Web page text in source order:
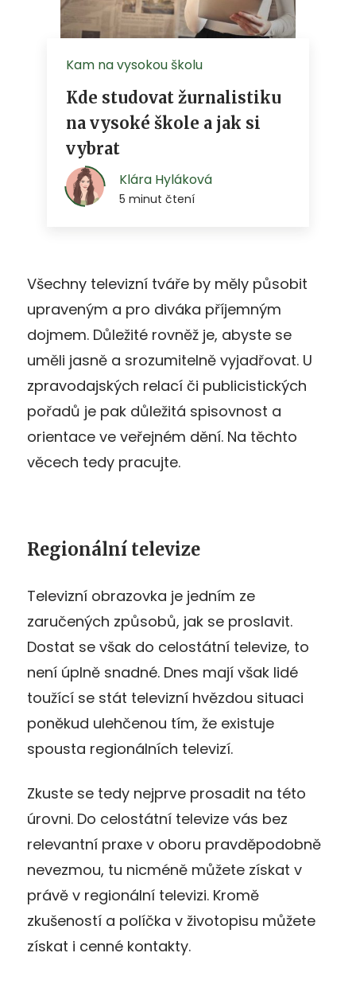
Všechny televizní tváře by měly působit
upraveným a pro diváka příjemným
dojmem. Důležité rovněž je, abyste se
uměli jasně a srozumitelně vyjadřovat. U
zpravodajských relací či publicistických
pořadů je pak důležitá spisovnost a
orientace ve veřejném dění. Na těchto
věcech tedy pracujte.
Regionální televize
Televizní obrazovka je jedním ze
zaručených způsobů, jak se proslavit.
Dostat se však do celostátní televize, to
není úplně snadné. Dnes mají však lidé
toužící se stát televizní hvězdou situaci
poněkud ulehčenou tím, že existuje
spousta regionálních televizí.
Zkuste se tedy nejprve prosadit na této
úrovni. Do celostátní televize vás bez
relevantní praxe v oboru pravděpodobně
nevezmou, tu nicméně můžete získat v
právě v regionální televizi. Kromě
zkušeností a políčka v životopisu můžete
získat i cenné kontakty.